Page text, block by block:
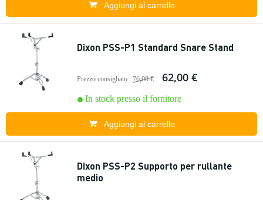
Aggiungi al carrello
Dixon PSS-P1 Standard Snare Stand
Prezzo consigliato 76,00 € 62,00 €
In stock presso il fornitore
Aggiungi al carrello
Dixon PSS-P2 Supporto per rullante
medio